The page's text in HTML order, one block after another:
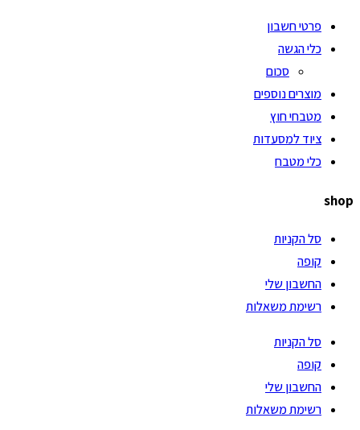
פרטי חשבון
כלי הגשה
סכום
מוצרים נוספים
מטבחי חוץ
ציוד למסעדות
כלי מטבח
shop
סל הקניות
קופה
החשבון שלי
רשימת משאלות
סל הקניות
קופה
החשבון שלי
רשימת משאלות